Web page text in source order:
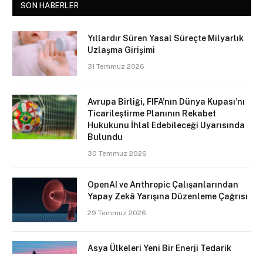
SON HABERLER
Yıllardır Süren Yasal Süreçte Milyarlık
Uzlaşma Girişimi
31 Temmuz 2026
Avrupa Birliği, FIFA’nın Dünya Kupası’nı
Ticarileştirme Planının Rekabet
Hukukunu İhlal Edebileceği Uyarısında
Bulundu
30 Temmuz 2026
OpenAI ve Anthropic Çalışanlarından
Yapay Zekâ Yarışına Düzenleme Çağrısı
29 Temmuz 2026
Asya Ülkeleri Yeni Bir Enerji Tedarik